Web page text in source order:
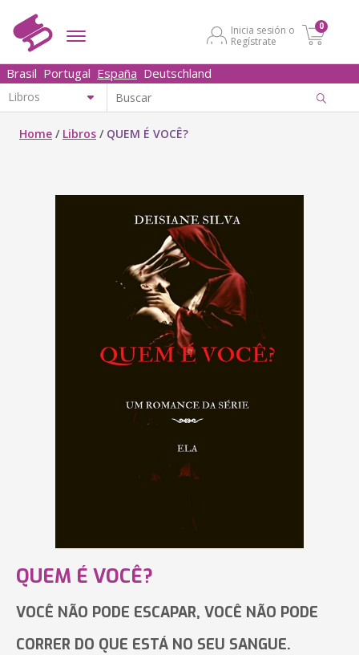
Inicia sesión o
Regístrate
0
Brasil Portugal España Deutschland
Home / Libros / QUEM É VOCÊ?
QUEM É VOCÊ?
VOCÊ NÃO PODE ESCAPAR, VOCÊ NÃO PODE
CORRER DO QUE ESTÁ NO SEU SANGUE.